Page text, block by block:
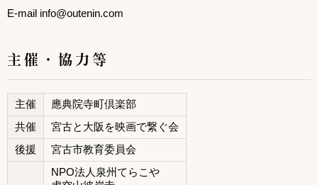
E-mail info@outenin.com
主催・協力等
主催
應典院寺町倶楽部
共催
宮古と大阪を映画で繋ぐ会
後援
宮古市教育委員会
NPO法人泉州てらこや